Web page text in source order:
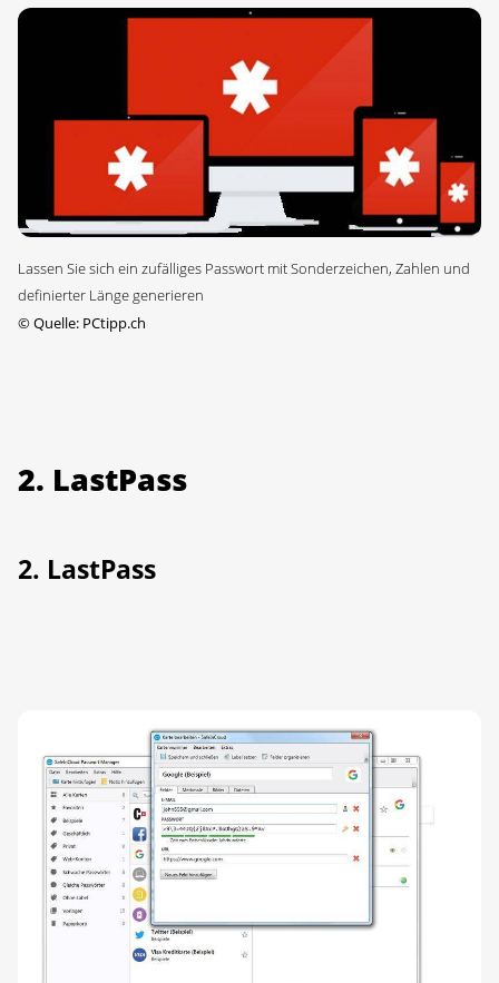
Lassen Sie sich ein zufälliges Passwort mit Sonderzeichen, Zahlen und
definierter Länge generieren
©Quelle: PCtipp.ch
2. LastPass
2. LastPass